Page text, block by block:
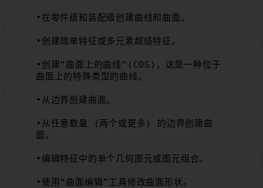
•在零件级和装配级创建曲线和曲面。
•创建简单特征或多元素超级特征。
•创建“曲面上的曲线”(COS)，这是一种位于
曲面上的特殊类型的曲线。
•从边界创建曲面。
•从任意数量 (两个或更多) 的边界创建曲
面。
•编辑特征中的单个几何图元或图元组合。
•使用“曲面编辑”工具修改曲面形状。